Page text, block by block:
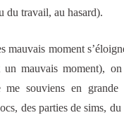
du travail, au hasard).
mauvais moment
un mauvais moment),
me souviens en grande
des parties de sims,